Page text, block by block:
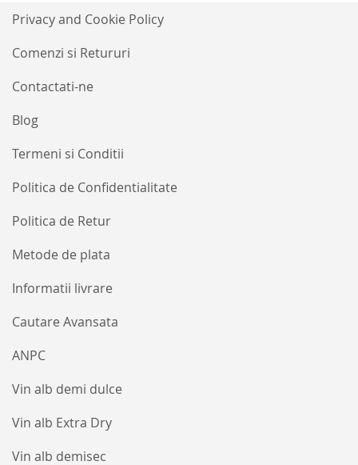
Termeni si Conditii
Politica de Confidentialitate
Politica de Retur
Metode de plata
Informatii livrare
Cautare Avansata
ANPC
Vin alb demi dulce
Vin alb Extra Dry
Vin alb demisec
Privacy and Cookie Policy
Comenzi si Retururi
Contactati-ne
Blog
Buletinele
noastre
informative